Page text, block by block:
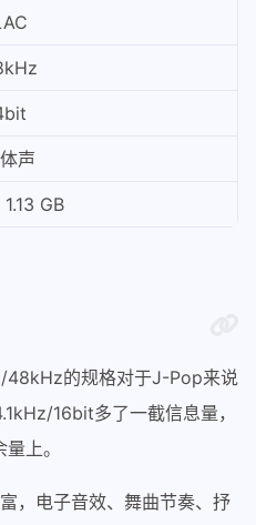
声
GB
48kHz的规格对于J-Pop来说
16bit多了一截信息量，
上。
，电子音效、舞曲节奏、抒